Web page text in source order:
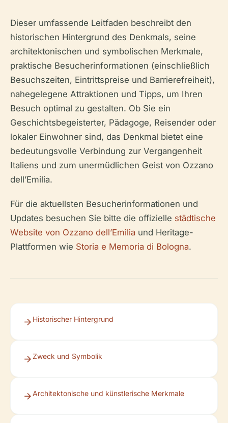
Dieser umfassende Leitfaden beschreibt den
historischen Hintergrund des Denkmals, seine
architektonischen und symbolischen Merkmale,
praktische Besucherinformationen (einschließlich
Besuchszeiten, Eintrittspreise und Barrierefreiheit),
nahegelegene Attraktionen und Tipps, um Ihren
Besuch optimal zu gestalten. Ob Sie ein
Geschichtsbegeisterter, Pädagoge, Reisender oder
lokaler Einwohner sind, das Denkmal bietet eine
bedeutungsvolle Verbindung zur Vergangenheit
Italiens und zum unermüdlichen Geist von Ozzano
dell’Emilia.
Für die aktuellsten Besucherinformationen und
Updates besuchen Sie bitte die offizielle städtische
Website von Ozzano dell’Emilia und Heritage-
Plattformen wie Storia e Memoria di Bologna.
Historischer Hintergrund
Zweck und Symbolik
Architektonische und künstlerische Merkmale